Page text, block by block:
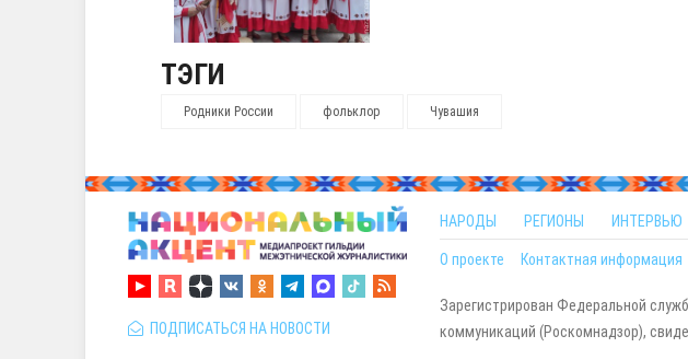
ТЭГИ
Родники России фольклор Чувашия
ПОДПИСАТЬСЯ НА НОВОСТИ
НАРОДЫ РЕГИОНЫ ИНТЕРВЬЮ
О проекте Контактная информация
Зарегистрирован Федеральной
коммуникаций (Роскомнадзор),